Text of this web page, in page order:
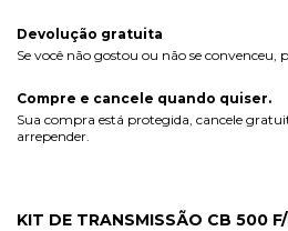
Devolução gratuita
Se você não gostou ou não se convenceu,
Compre e cancele quando quiser.
Sua compra está protegida, cancele
arrepender.
KIT DE TRANSMISSÃO CB 500